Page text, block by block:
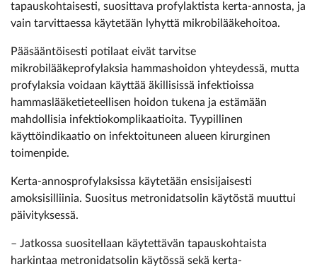
tapauskohtaisesti, suosittava profylaktista kerta-annosta, ja
vain tarvittaessa käytetään lyhyttä mikrobilääkehoitoa.
Pääsääntöisesti potilaat eivät tarvitse
mikrobilääkeprofylaksia hammashoidon yhteydessä, mutta
profylaksia voidaan käyttää äkillisissä infektioissa
hammaslääketieteellisen hoidon tukena ja estämään
mahdollisia infektiokomplikaatioita. Tyypillinen
käyttöindikaatio on infektoituneen alueen kirurginen
toimenpide.
Kerta-annosprofylaksissa käytetään ensisijaisesti
amoksisilliinia. Suositus metronidatsolin käytöstä muuttui
päivityksessä.
– Jatkossa suositellaan käytettävän tapauskohtaista
harkintaa metronidatsolin käytössä sekä kerta-